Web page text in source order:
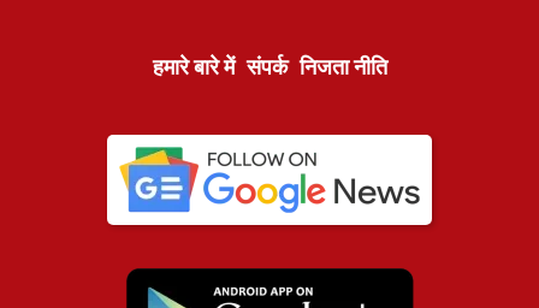
हमारे बारे में संपर्क निजता नीति